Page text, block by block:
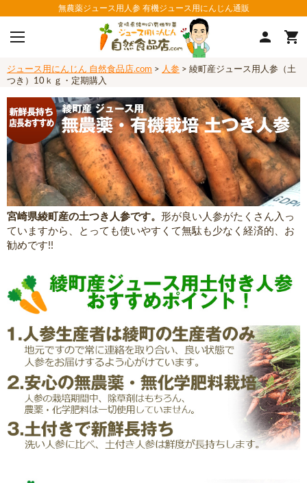
無農薬ジュース用人参 有機ジュース用にんじん通販
ジュース用にんじん 自然食品店.com > 人参 > 綾町産ジュース用人参（土
つき）10ｋｇ・定期購入
宮崎県綾町産の土つき人参です。 形が良い人参がたくさん入っ
ていますから、とっても使いやすくて無駄も少なく経済的、お
勧めです!!